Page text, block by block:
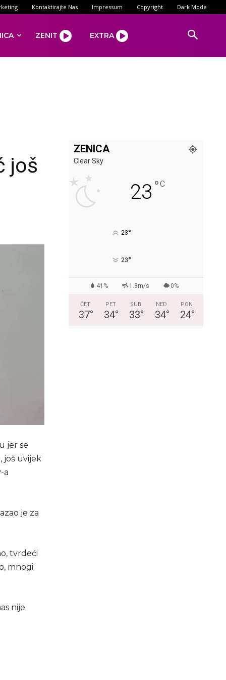
Kontaktirajte Nas Impressum Copyright Dark Mode
ZENIT EXTRA
još
jer se
još uvijek
a
je za
tvrdeći
mnogi
nije
ZENICA
Clear Sky
23 °C
23°
23°
41% 1.3m/s 0%
ČET
37°
PET
34°
SUB
33°
NED
34°
PON
24°